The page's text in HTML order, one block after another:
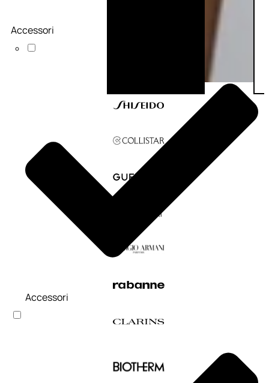
Accessori
Accessori